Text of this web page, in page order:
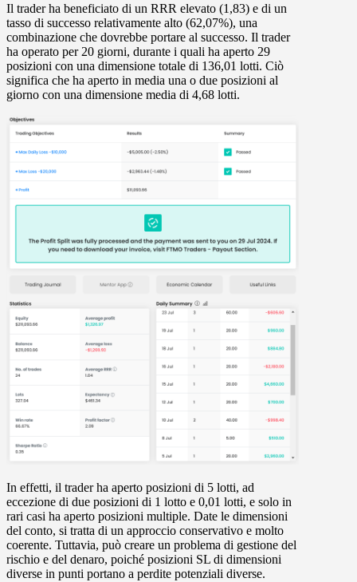
Il trader ha beneficiato di un RRR elevato (1,83) e di un
tasso di successo relativamente alto (62,07%), una
combinazione che dovrebbe portare al successo. Il trader
ha operato per 20 giorni, durante i quali ha aperto 29
posizioni con una dimensione totale di 136,01 lotti. Ciò
significa che ha aperto in media una o due posizioni al
giorno con una dimensione media di 4,68 lotti.
In effetti, il trader ha aperto posizioni di 5 lotti, ad
eccezione di due posizioni di 1 lotto e 0,01 lotti, e solo in
rari casi ha aperto posizioni multiple. Date le dimensioni
del conto, si tratta di un approccio conservativo e molto
coerente. Tuttavia, può creare un problema di gestione del
rischio e del denaro, poiché posizioni SL di dimensioni
diverse in punti portano a perdite potenziali diverse.